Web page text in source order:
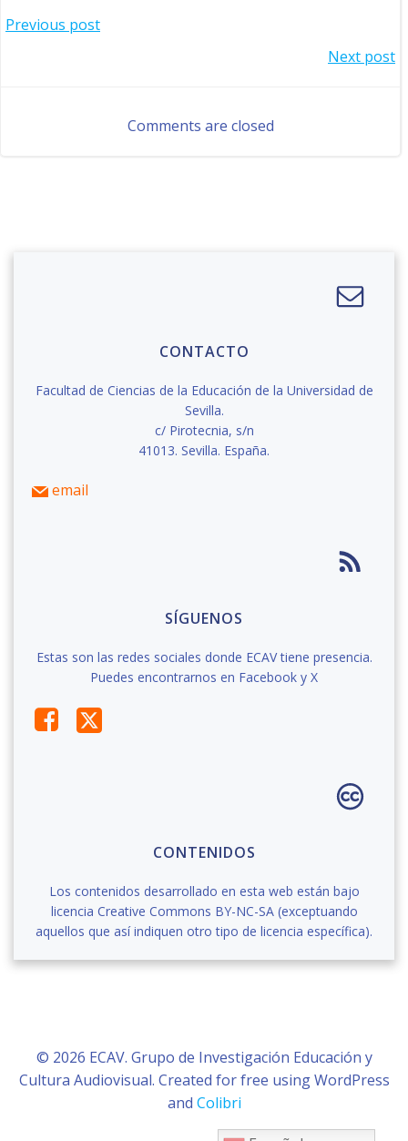
Navegación
Previous post
Next post
Comments are closed
CONTACTO
Facultad de Ciencias de la Educación de la Universidad de
Sevilla.
c/ Pirotecnia, s/n
41013. Sevilla. España.
email
SÍGUENOS
Estas son las redes sociales donde ECAV tiene presencia.
Puedes encontrarnos en Facebook y X
CONTENIDOS
Los contenidos desarrollado en esta web están bajo
licencia Creative Commons BY-NC-SA (exceptuando
aquellos que así indiquen otro tipo de licencia específica).
© 2026 ECAV. Grupo de Investigación Educación y
Cultura Audiovisual. Created for free using WordPress
and Colibri